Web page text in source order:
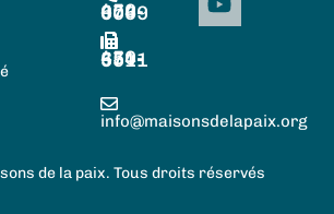
450-674-0059
450-674-5511
info@maisonsdelapaix.org
de la paix. Tous droits réservés